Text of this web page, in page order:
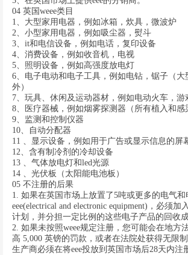
04 英国weee类目
1、大型家用电器，例如冰箱，炊具，微波炉
2、小型家用电器，例如吸尘器，熨斗
3、it和电信设备，例如电话，复印设备
4、消费设备，例如收音机，电视
5、照明设备，例如高强度放电灯
6、电子电动和电子工具，例如电钻，锯子（大
外）
7、玩具、休闲及运动器材，例如电动火车，游
8、医疗器械，例如烟雾探测器（所有植入和感
9、监测和控制仪器
10、自动分配器
11 、显示设备，例如用于广告或显示信息的屏
12、含有制冷剂的冷却设备
13 、气体放电灯和led光源
14 、光伏板（太阳能电池板）
05 不注册的后果
1. 如果在英国市场上放置了5吨或更多的电气和
eee(electrical and electronic equipment)，必须加
计划，并分担一定比例的这些电子产品的回收成
2. 如果未按照weee规定注册，您可能会在地方
高 5,000 英镑的罚款，或者在法院处获得无限制
生产商必须在将eee投放到英国市场后28天内注